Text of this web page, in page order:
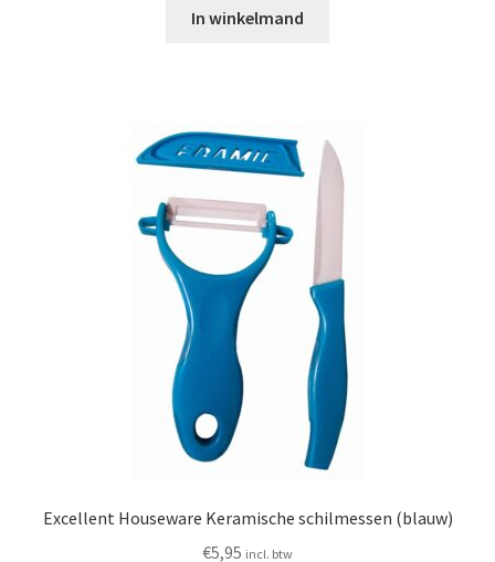
In winkelmand
Excellent Houseware Keramische schilmessen (blauw)
€5,95 incl. btw